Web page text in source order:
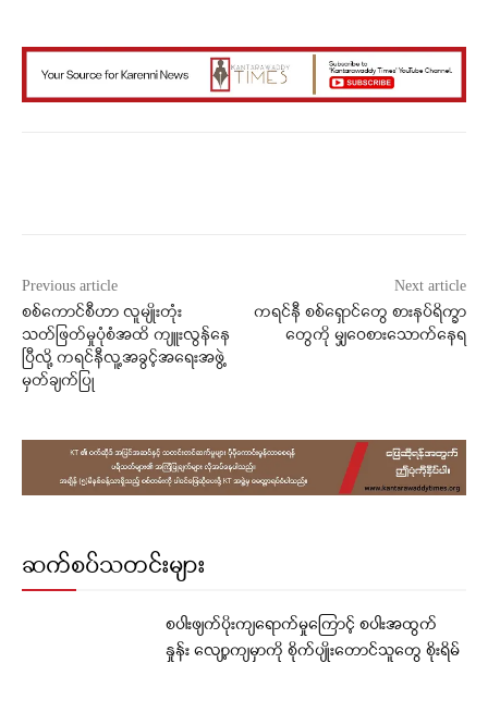
Previous article
စစ်ကောင်စီဟာ လူမျိုးတုံး
သတ်ဖြတ်မှုပုံစံအထိ ကျူးလွန်နေ
ပြီလို့ ကရင်နီလူ့အခွင့်အရေးအဖွဲ့
မှတ်ချက်ပြု
Next article
ကရင်နီ စစ်ရှောင်တွေ စားနပ်ရိက္ခာ
တွေကို မျှဝေစားသောက်နေရ
ဆက်စပ်သတင်းများ
စပါးဖျက်ပိုးကျရောက်မှုကြောင့် စပါးအထွက်
နှုန်း လျော့ကျမှာကို စိုက်ပျိုးတောင်သူတွေ စိုးရိမ်